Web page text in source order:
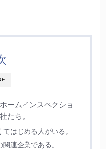
ームインスペクショ
たち。
はじめる人がいる。
連企業である。